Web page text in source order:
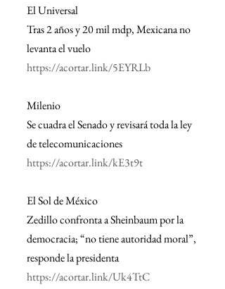
El Universal
Tras 2 años y 20 mil mdp, Mexicana no
levanta el vuelo
https://acortar.link/5EYRLb
Milenio
Se cuadra el Senado y revisará toda la ley
de telecomunicaciones
https://acortar.link/kE3t9t
El Sol de México
Zedillo confronta a Sheinbaum por la
democracia; “no tiene autoridad moral”,
responde la presidenta
https://acortar.link/Uk4TtC